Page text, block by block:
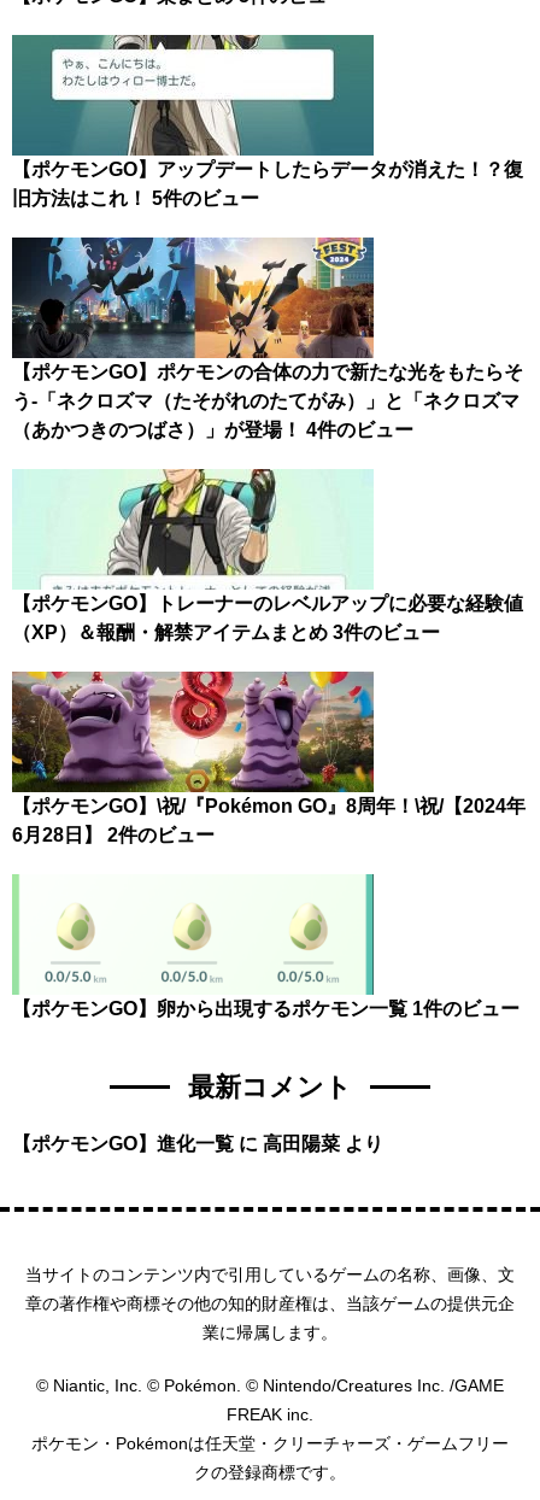
【ポケモンGO】アップデートしたらデータが消えた！？復
旧方法はこれ！ 5件のビュー
【ポケモンGO】ポケモンの合体の力で新たな光をもたらそ
う-「ネクロズマ（たそがれのたてがみ）」と「ネクロズマ
（あかつきのつばさ）」が登場！ 4件のビュー
【ポケモンGO】トレーナーのレベルアップに必要な経験値
（XP）＆報酬・解禁アイテムまとめ 3件のビュー
【ポケモンGO】\祝/『Pokémon GO』8周年！\祝/【2024年
6月28日】
2件のビュー
【ポケモンGO】卵から出現するポケモン一覧 1件のビュー
最新コメント
【ポケモンGO】進化一覧 に 高田陽菜 より
当サイトのコンテンツ内で引用しているゲームの名称、画像、文
章の著作権や商標その他の知的財産権は、当該ゲームの提供元企
業に帰属します。
© Niantic, Inc. © Pokémon. © Nintendo/Creatures Inc. /GAME
FREAK inc.
ポケモン・Pokémonは任天堂・クリーチャーズ・ゲームフリー
クの登録商標です。